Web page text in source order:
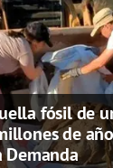
fósil de
de
Demanda